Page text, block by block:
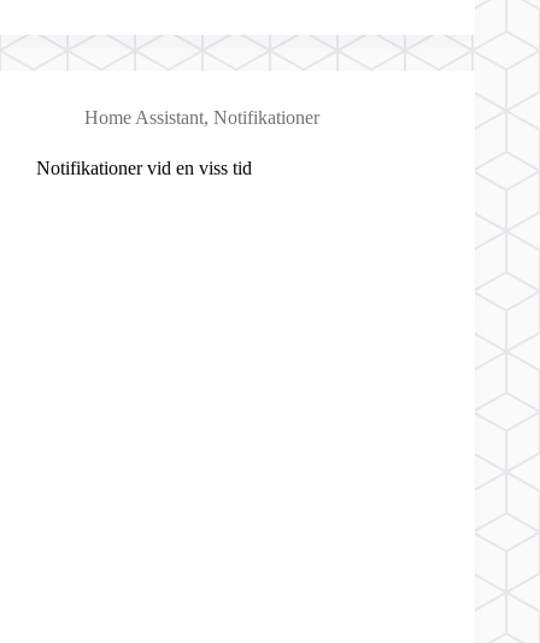
Home Assistant, Notifikationer
Notifikationer vid en viss tid